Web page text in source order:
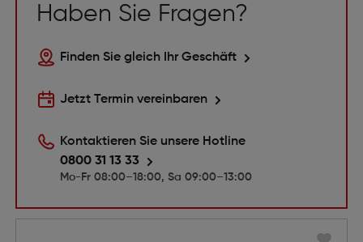
Haben Sie Fragen?
Finden Sie gleich Ihr Geschäft
Jetzt Termin vereinbaren
Kontaktieren Sie unsere Hotline
0800 31 13 33
Mo-Fr 08:00–18:00, Sa 09:00–13:00